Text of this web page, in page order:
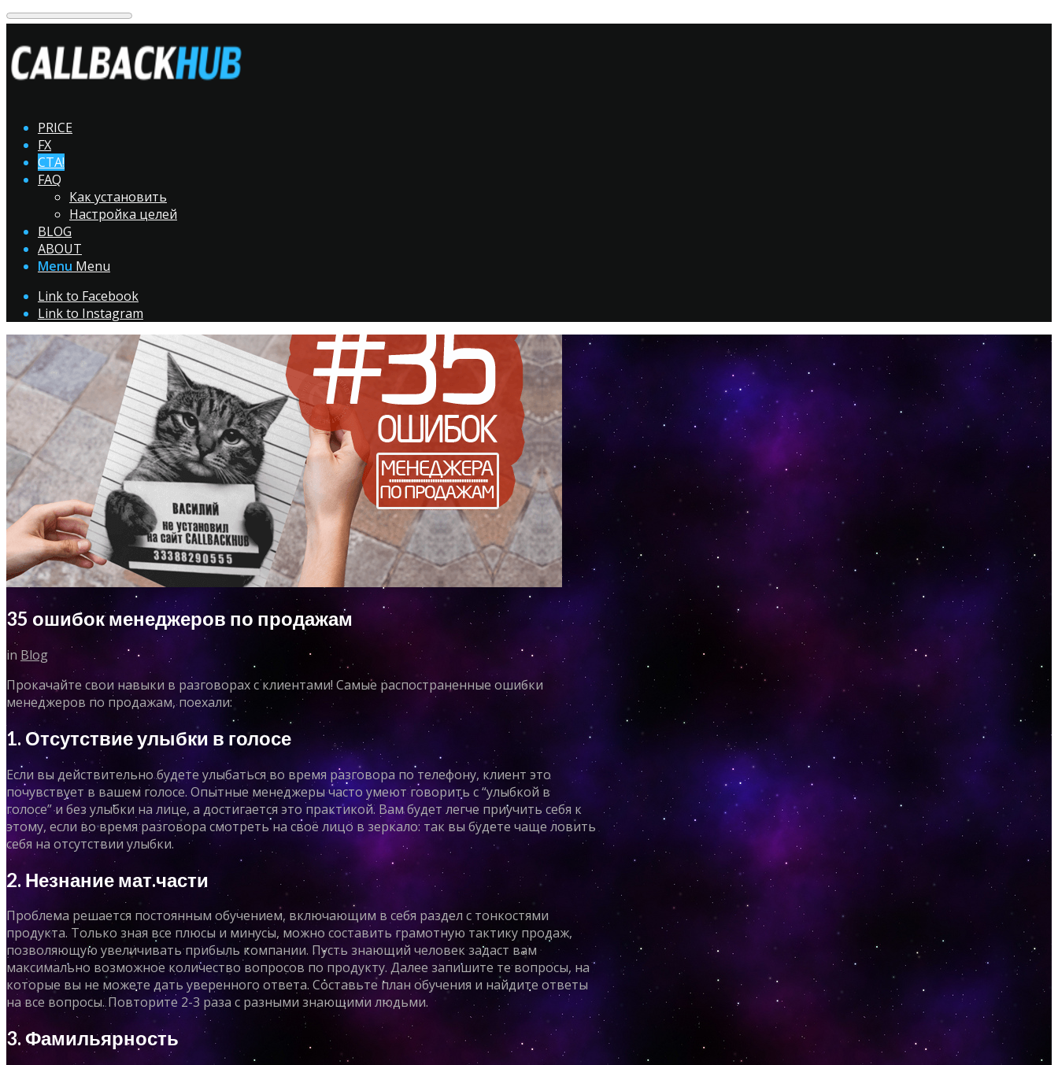
PRICE
FX
CTA!
FAQ
Как установить
Настройка целей
BLOG
ABOUT
Menu Menu
Link to Facebook
Link to Instagram
35 ошибок менеджеров по продажам
in Blog
Прокачайте свои навыки в разговорах с клиентами! Самые распостраненные ошибки
менеджеров по продажам, поехали:
1. Отсутствие улыбки в голосе
Если вы действительно будете улыбаться во время разговора по телефону, клиент это
почувствует в вашем голосе. Опытные менеджеры часто умеют говорить с “улыбкой в
голосе” и без улыбки на лице, а достигается это практикой. Вам будет легче приучить себя к
этому, если во время разговора смотреть на своё лицо в зеркало: так вы будете чаще ловить
себя на отсутствии улыбки.
2. Незнание мат.части
Проблема решается постоянным обучением, включающим в себя раздел с тонкостями
продукта. Только зная все плюсы и минусы, можно составить грамотную тактику продаж,
позволяющую увеличивать прибыль компании. Пусть знающий человек задаст вам
максимально возможное количество вопросов по продукту. Далее запишите те вопросы, на
которые вы не можете дать уверенного ответа. Составьте план обучения и найдите ответы
на все вопросы. Повторите 2-3 раза с разными знающими людьми.
3. Фамильярность